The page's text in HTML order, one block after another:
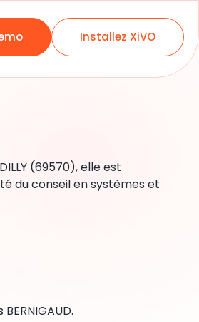
Installez XiVO
(69570), elle est
du conseil en systèmes et